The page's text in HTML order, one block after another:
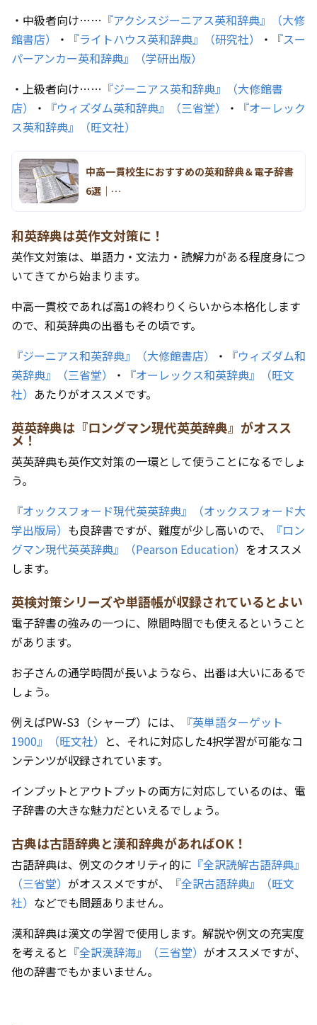
・中級者向け…… 『アクシスジーニアス英和辞典』（大修
館書店）
・ 『ライトハウス英和辞典』（研究社） ・
『スー
パーアンカー英和辞典』（学研出版）
・上級者向け…… 『ジーニアス英和辞典』（大修館書
店）
・ 『ウィズダム英和辞典』（三省堂） ・
『オーレック
ス英和辞典』（旺文社）
中高一貫校生におすすめの英和辞典＆電子辞書
6選｜…
和英辞典は英作文対策に！
英作文対策は、単語力・文法力・読解力がある程度身につ
いてきてから始まります。
中高一貫校であれば高1の終わりくらいから本格化します
ので、和英辞典の出番もその頃です。
『ジーニアス和英辞典』（大修館書店）
・
『ウィズダム和
英辞典』（三省堂）
・
『オーレックス和英辞典』（旺文
社） あたりがオススメです。
英英辞典は『ロングマン現代英英辞典』がオスス
メ！
英英辞典も英作文対策の一環として使うことになるでしょ
う。
『オックスフォード現代英英辞典』（オックスフォード大
学出版局） も良辞書ですが、難度が少し高いので、
『ロン
グマン現代英英辞典』（Pearson Education） をオススメ
します。
英検対策シリーズや単語帳が収録されているとよい
電子辞書の強みの一つに、隙間時間でも使えるということ
があります。
お子さんの通学時間が長いようなら、出番は大いにあるで
しょう。
例えばPW-S3（シャープ）には、
『英単語ターゲット
1900』（旺文社） と、それに対応した4択学習が可能なコ
ンテンツが収録されています。
インプットとアウトプットの両方に対応しているのは、電
子辞書の大きな魅力だといえるでしょう。
古典は古語辞典と漢和辞典があればOK！
古語辞典は、例文のクオリティ的に 『全訳読解古語辞典』
（三省堂） がオススメですが、
『全訳古語辞典』（旺文
社） などでも問題ありません。
漢和辞典は漢文の学習で使用します。解説や例文の充実度
を考えると 『全訳漢辞海』（三省堂） がオススメですが、
他の辞書でもかまいません。